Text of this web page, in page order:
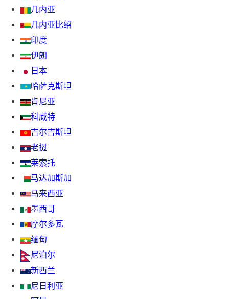
几内亚
几内亚比绍
印度
伊朗
日本
哈萨克斯坦
肯尼亚
科威特
吉尔吉斯坦
老挝
莱索托
马达加斯加
马来西亚
墨西哥
摩尔多瓦
缅甸
尼泊尔
新西兰
尼日利亚